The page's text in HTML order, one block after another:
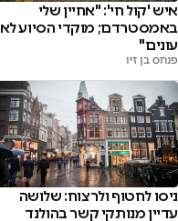
איש 'קול חי': "אחיין שלי
באמסטרדם; מוקדי הסיוע לא
עונים"
פנחס בן זיו
ניסו לחטוף ולרצוח: שלושה
עדיין מנותקי קשר בהולנד